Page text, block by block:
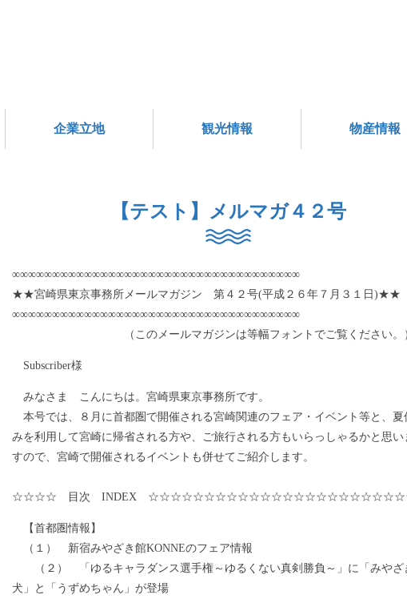
企業立地 観光情報 物産情報
【テスト】メルマガ４２号
∞∞∞∞∞∞∞∞∞∞∞∞∞∞∞∞∞∞∞∞∞∞∞∞∞∞∞∞∞∞∞∞∞∞∞∞
★★宮崎県東京事務所メールマガジン 第４２号(平成２６年７月３１日)★★
∞∞∞∞∞∞∞∞∞∞∞∞∞∞∞∞∞∞∞∞∞∞∞∞∞∞∞∞∞∞∞∞∞∞∞∞
（このメールマガジンは等幅フォントでご覧ください。
Subscriber様
みなさま こんにちは。宮崎県東京事務所です。
本号では、８月に首都圏で開催される宮崎関連のフェア・イベント等と、夏
みを利用して宮崎に帰省される方や、ご旅行される方もいらっしゃるかと思い
すので、宮崎で開催されるイベントも併せてご紹介します。
☆☆☆☆ 目次 INDEX
【首都圏情報】
（１） 新宿みやざき館KONNEのフェア情報
（２） 「ゆるキャラダンス選手権～ゆるくない真剣勝負～」に「みやざ
犬」と「うずめちゃん」が登場